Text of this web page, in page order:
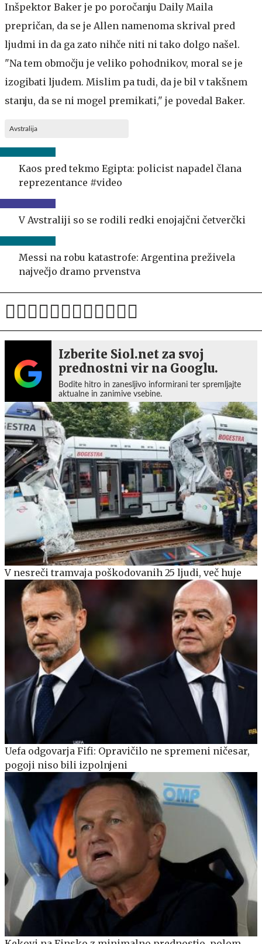
Inšpektor Baker je po poročanju Daily Maila
prepričan, da se je Allen namenoma skrival pred
ljudmi in da ga zato nihče niti ni tako dolgo našel.
"Na tem območju je veliko pohodnikov, moral se je
izogibati ljudem. Mislim pa tudi, da je bil v takšnem
stanju, da se ni mogel premikati," je povedal Baker.
Avstralija
Kaos pred tekmo Egipta: policist napadel člana
reprezentance #video
V Avstraliji so se rodili redki enojajčni četverčki
Messi na robu katastrofe: Argentina preživela
največjo dramo prvenstva
Izberite Siol.net za svoj
prednostni vir na Googlu.
Bodite hitro in zanesljivo informirani ter spremljajte
aktualne in zanimive vsebine.
V nesreči tramvaja poškodovanih 25 ljudi, več huje
Uefa odgovarja Fifi: Opravičilo ne spremeni ničesar,
pogoji niso bili izpolnjeni